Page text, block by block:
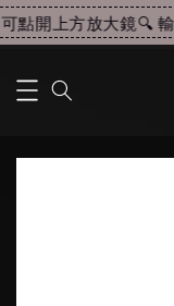
點開上方放大鏡🔍 輸